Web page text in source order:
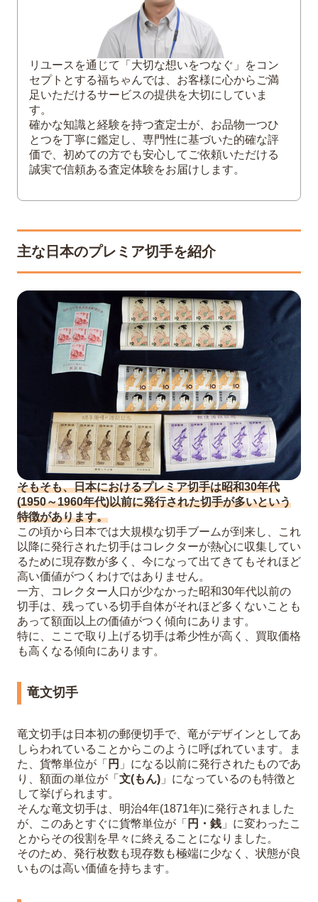
リユースを通じて「大切な想いをつなぐ」をコン
セプトとする福ちゃんでは、お客様に心からご満
足いただけるサービスの提供を大切にしていま
す。
確かな知識と経験を持つ査定士が、お品物一つひ
とつを丁寧に鑑定し、専門性に基づいた的確な評
価で、初めての方でも安心してご依頼いただける
誠実で信頼ある査定体験をお届けします。
主な日本のプレミア切手を紹介
そもそも、日本におけるプレミア切手は昭和30年代
(1950～1960年代)以前に発行された切手が多いという
特徴があります。
この頃から日本では大規模な切手ブームが到来し、これ
以降に発行された切手はコレクターが熱心に収集してい
るために現存数が多く、今になって出てきてもそれほど
高い価値がつくわけではありません。
一方、コレクター人口が少なかった昭和30年代以前の
切手は、残っている切手自体がそれほど多くないことも
あって額面以上の価値がつく傾向にあります。
特に、ここで取り上げる切手は希少性が高く、買取価格
も高くなる傾向にあります。
竜文切手
竜文切手は日本初の郵便切手で、竜がデザインとしてあ
しらわれていることからこのように呼ばれています。ま
た、貨幣単位が「 円 」になる以前に発行されたものであ
り、額面の単位が「 文(もん) 」になっているのも特徴と
して挙げられます。
そんな竜文切手は、明治4年(1871年)に発行されました
が、このあとすぐに貨幣単位が「 円・銭 」に変わったこ
とからその役割を早々に終えることになりました。
そのため、発行枚数も現存数も極端に少なく、状態が良
いものは高い価値を持ちます。